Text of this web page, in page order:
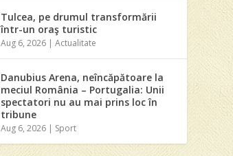
Tulcea, pe drumul transformării
într-un oraş turistic
Aug 6, 2026 |Actualitate
Danubius Arena, neîncăpătoare la
meciul România – Portugalia: Unii
spectatori nu au mai prins loc în
tribune
Aug 6, 2026 | Sport